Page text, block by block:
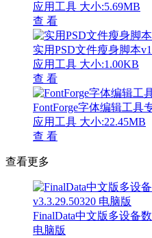
应用工具 大小:5.69MB
查 看
实用PSD文件瘦身脚本
应用工具 大小:1.00KB
查 看
FontForge字体编辑工具
应用工具 大小:22.45MB
查 看
查看更多
FinalData中文版多设备
电脑版